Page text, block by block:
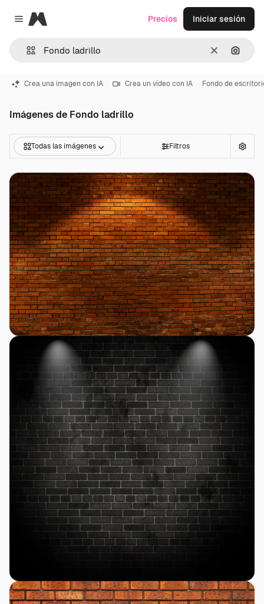
Close menu
Magnific
Borrar
Precios Iniciar sesión
Crea una imagen con IA Crea un vídeo con IA Fondo de
Imágenes de Fondo ladrillo
Todas las imágenes Filtros